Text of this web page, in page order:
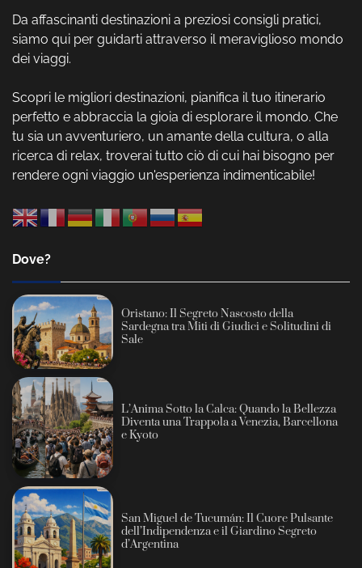
Da affascinanti destinazioni a preziosi consigli pratici,
siamo qui per guidarti attraverso il meraviglioso mondo
dei viaggi.
Scopri le migliori destinazioni, pianifica il tuo itinerario
perfetto e abbraccia la gioia di esplorare il mondo. Che
tu sia un avventuriero, un amante della cultura, o alla
ricerca di relax, troverai tutto ciò di cui hai bisogno per
rendere ogni viaggio un'esperienza indimenticabile!
Dove?
Oristano: Il Segreto Nascosto della
Sardegna tra Miti di Giudici e Solitudini di
Sale
L’Anima Sotto la Calca: Quando la Bellezza
Diventa una Trappola a Venezia, Barcellona
e Kyoto
San Miguel de Tucumán: Il Cuore Pulsante
dell’Indipendenza e il Giardino Segreto
d’Argentina